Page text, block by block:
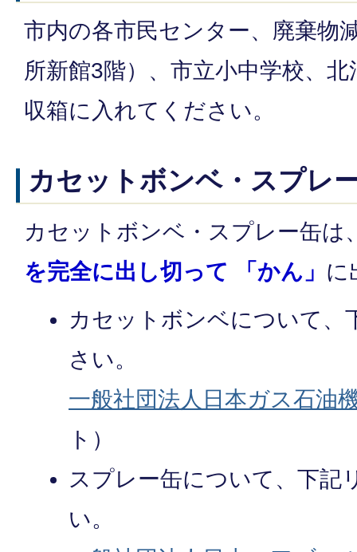
市内の各市民センター、廃棄物
所新館3階）、市立小中学校、
収箱に入れてください。
カセットボンベ・スプレ
カセットボンベ・スプレー缶は
を完全に出し切って 「かん」 に
カセットボンベについて、
さい。
一般社団法人日本ガス石油
ト）
スプレー缶について、下記
い。